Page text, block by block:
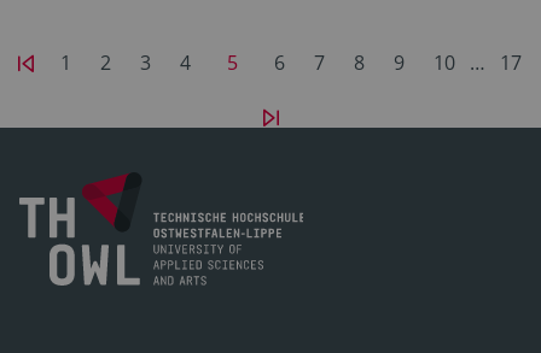
1 2 3 4 5 6 7 8 9 10 … 17